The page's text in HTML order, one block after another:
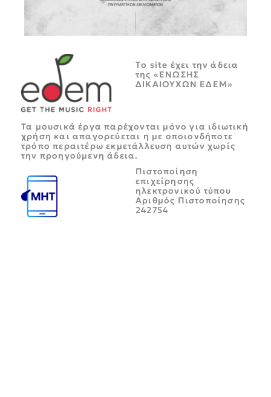
Tο site έχει την άδεια
της «ΕΝΩΣΗΣ
ΔΙΚΑΙΟΥΧΩΝ ΕΔΕΜ»
Τα μουσικά έργα παρέχονται μόνο για ιδιωτική
χρήση και απαγορεύεται η με οποιονδήποτε
τρόπο περαιτέρω εκμετάλλευση αυτών χωρίς
την προηγούμενη άδεια.
Πιστοποίηση
επιχείρησης
ηλεκτρονικού τύπου
Αριθμός Πιστοποίησης
242754